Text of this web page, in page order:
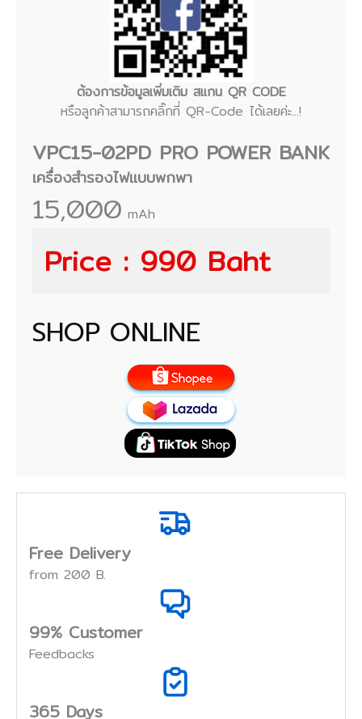
ต้องการข้อมูลเพิ่มเติม สแกน QR CODE
หรือลูกค้าสามารถคลิ๊กที่ QR-Code ได้เลยค่ะ...!
VPC15-02PD PRO POWER BANK
เครื่องสำรองไฟแบบพกพา
15,000 mAh
Price : 990 Baht
SHOP ONLINE
Free Delivery
from 200 B.
99% Customer
Feedbacks
365 Days